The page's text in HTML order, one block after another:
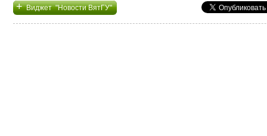
+Виджет "Новости ВятГУ"